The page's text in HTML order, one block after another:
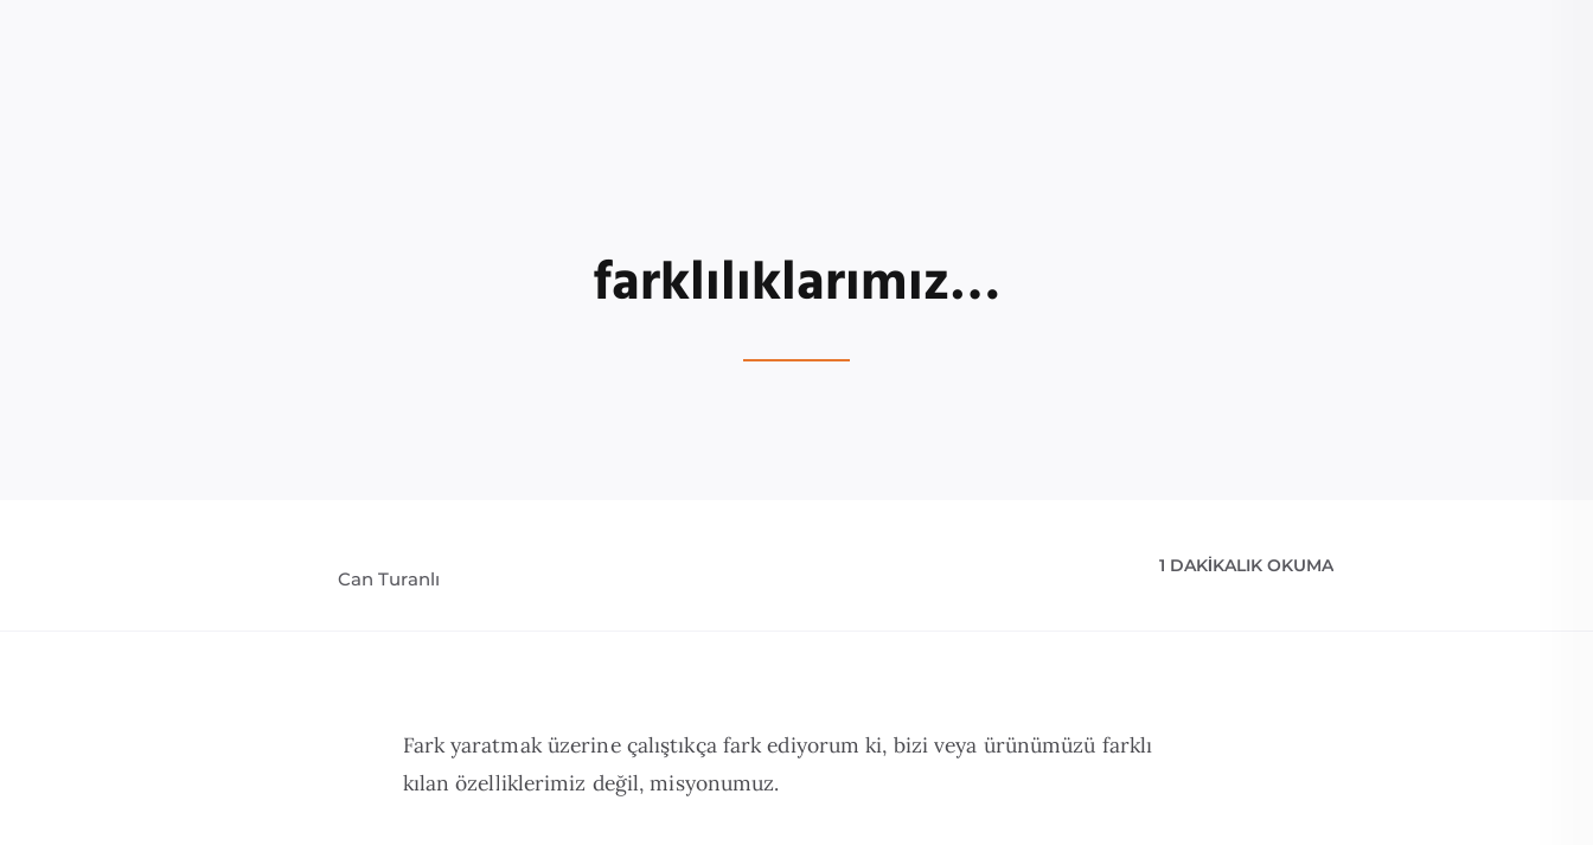
farklılıklarımız…
Can Turanlı
1 DAKIKALIK OKUMA
Fark yaratmak üzerine çalıştıkça fark ediyorum ki, bizi veya ürünümüzü farklı
kılan özelliklerimiz değil, misyonumuz.